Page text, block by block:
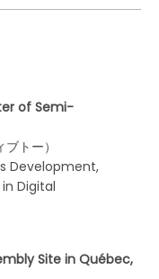
of Semi-
トー）
Development,
Digital
Site in Québec,